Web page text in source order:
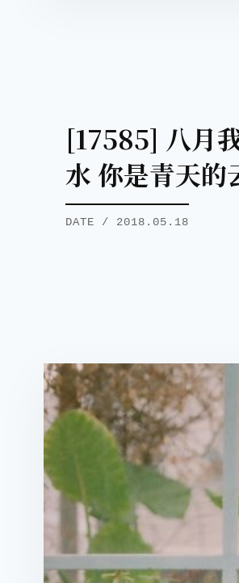
[17585] 八月
水 你是青天的
DATE / 2018.05.18